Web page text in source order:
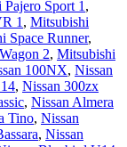
Sport 1 ,
1 , Mitsubishi
Space Runner,
2, Mitsubishi
100NX, Nissan
, Nissan 300zx
, Nissan Almera
Tino, Nissan
, Nissan